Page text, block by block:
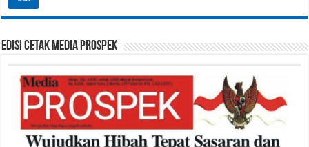
Edisi Cetak Media Prospek